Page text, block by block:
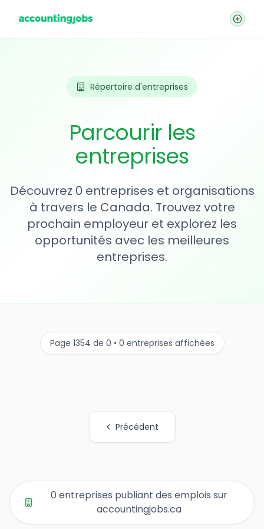
Répertoire d'entreprises
Parcourir les
entreprises
Découvrez 0 entreprises et organisations
à travers le Canada. Trouvez votre
prochain employeur et explorez les
opportunités avec les meilleures
entreprises.
Page 1354 de 0 • 0 entreprises affichées
Précédent
0 entreprises publiant des emplois sur
accountingjobs.ca